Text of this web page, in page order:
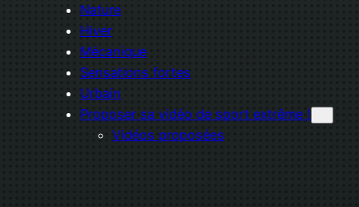
Nature
Hiver
Mécanique
Sensations fortes
Urbain
Proposer sa vidéo de sport extrême !
Vidéos proposées